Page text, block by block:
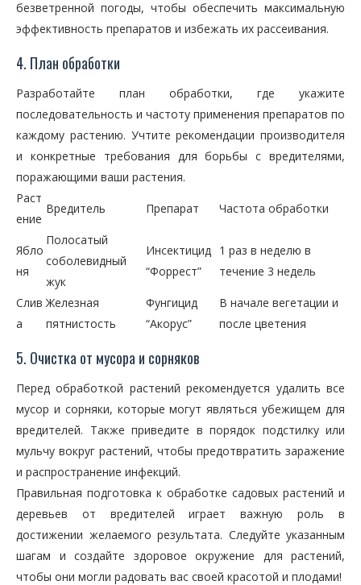
безветренной погоды, чтобы обеспечить максимальную
эффективность препаратов и избежать их рассеивания.
4. План обработки
Разработайте план обработки, где укажите
последовательность и частоту применения препаратов по
каждому растению. Учтите рекомендации производителя
и конкретные требования для борьбы с вредителями,
поражающими ваши растения.
Раст
ение
Вредитель Препарат Частота обработки
Ябло
ня
Полосатый
соболевидный
жук
Инсектицид
“Форрест”
1 раз в неделю в
течение 3 недель
Слив
а
Железная
пятнистость
Фунгицид
“Акорус”
В начале вегетации и
после цветения
5. Очистка от мусора и сорняков
Перед обработкой растений рекомендуется удалить все
мусор и сорняки, которые могут являться убежищем для
вредителей. Также приведите в порядок подстилку или
мульчу вокруг растений, чтобы предотвратить заражение
и распространение инфекций.
Правильная подготовка к обработке садовых растений и
деревьев от вредителей играет важную роль в
достижении желаемого результата. Следуйте указанным
шагам и создайте здоровое окружение для растений,
чтобы они могли радовать вас своей красотой и плодами!